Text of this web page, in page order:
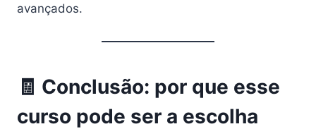
avançados.
🧾 Conclusão: por que esse
curso pode ser a escolha